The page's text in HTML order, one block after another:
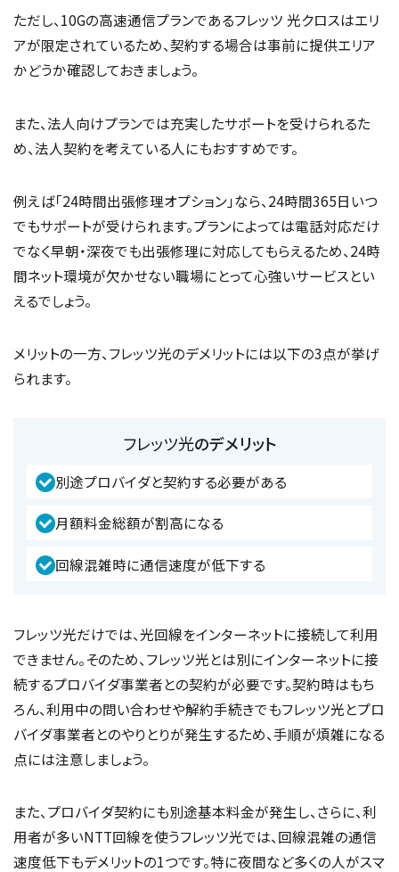
ただし、10Gの高速通信プランであるフレッツ 光クロスはエリ
アが限定されているため、契約する場合は事前に提供エリア
かどうか確認しておきましょう。
また、法人向けプランでは充実したサポートを受けられるた
め、法人契約を考えている人にもおすすめです。
例えば「24時間出張修理オプション」なら、24時間365日いつ
でもサポートが受けられます。プランによっては電話対応だけ
でなく早朝・深夜でも出張修理に対応してもらえるため、24時
間ネット環境が欠かせない職場にとって心強いサービスとい
えるでしょう。
メリットの一方、フレッツ光のデメリットには以下の3点が挙げ
られます。
フレッツ光のデメリット
別途プロバイダと契約する必要がある
月額料金総額が割高になる
回線混雑時に通信速度が低下する
フレッツ光だけでは、光回線をインターネットに接続して利用
できません。そのため、フレッツ光とは別にインターネットに接
続するプロバイダ事業者との契約が必要です。契約時はもち
ろん、利用中の問い合わせや解約手続きでもフレッツ光とプロ
バイダ事業者とのやりとりが発生するため、手順が煩雑になる
点には注意しましょう。
また、プロバイダ契約にも別途基本料金が発生し、さらに、利
用者が多いNTT回線を使うフレッツ光では、回線混雑の通信
速度低下もデメリットの1つです。特に夜間など多くの人がスマ